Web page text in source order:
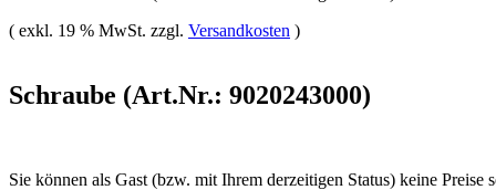
( exkl. 19 % MwSt. zzgl. Versandkosten )
Schraube (Art.Nr.: 9020243000)
Sie können als Gast (bzw. mit Ihrem derzeitigen Status) keine Preise